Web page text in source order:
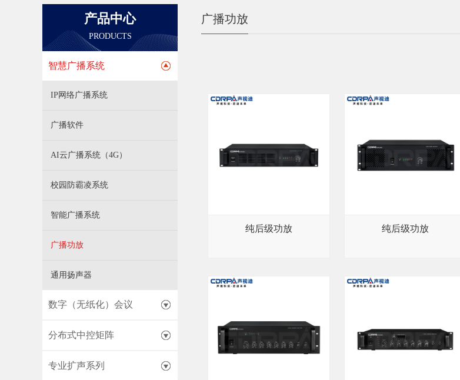
产品中心
PRODUCTS
智慧广播系统
IP网络广播系统
广播软件
AI云广播系统（4G）
校园防霸凌系统
智能广播系统
广播功放
通用扬声器
数字（无纸化）会议
分布式中控矩阵
专业扩声系列
广播功放
纯后级功放 纯后级功放